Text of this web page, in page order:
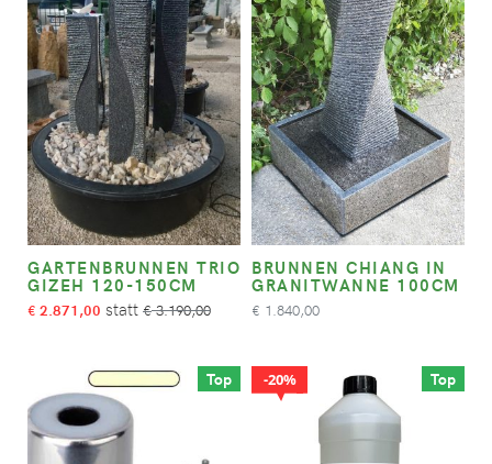
GARTENBRUNNEN TRIO
GIZEH 120-150CM
€ 2.871,00 €3.190,00
BRUNNEN CHIANG IN
GRANITWANNE 100CM
€ 1.840,00
Top Top
20%